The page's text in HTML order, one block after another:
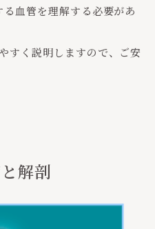
血管を理解する必要があ
すく説明しますので、ご安
解剖